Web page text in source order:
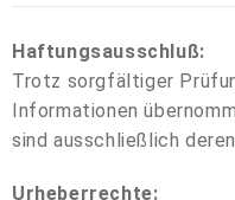
Haftungsausschluß:
Trotz sorgfältiger
Informationen
sind ausschließlich
Urheberrechte: